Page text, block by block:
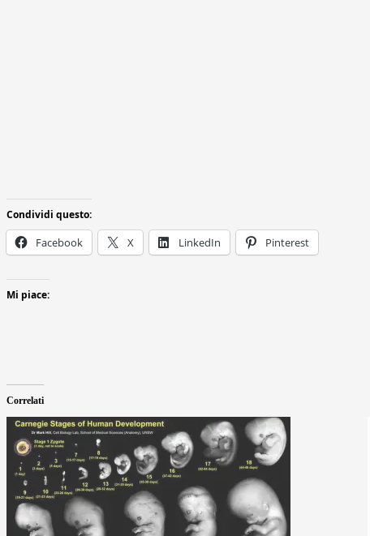
Condividi questo:
Facebook X LinkedIn Pinterest
Mi piace:
Correlati